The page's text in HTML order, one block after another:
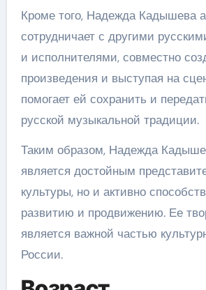
Кроме того, Надежда Кадышева
сотрудничает с другими
и исполнителями, совместно
произведения и выступая на
помогает ей сохранить и
русской музыкальной традиции.
Таким образом, Надежда
является достойным
культуры, но и активно
развитию и продвижению. Ее
является важной частью
России.